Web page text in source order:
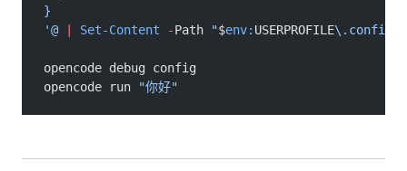
}
'@
Set-Content -Path "$env: USERPROFILE
opencode debug config
opencode run
"你好"